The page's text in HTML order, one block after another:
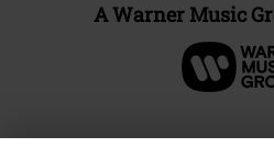
A Warner Music